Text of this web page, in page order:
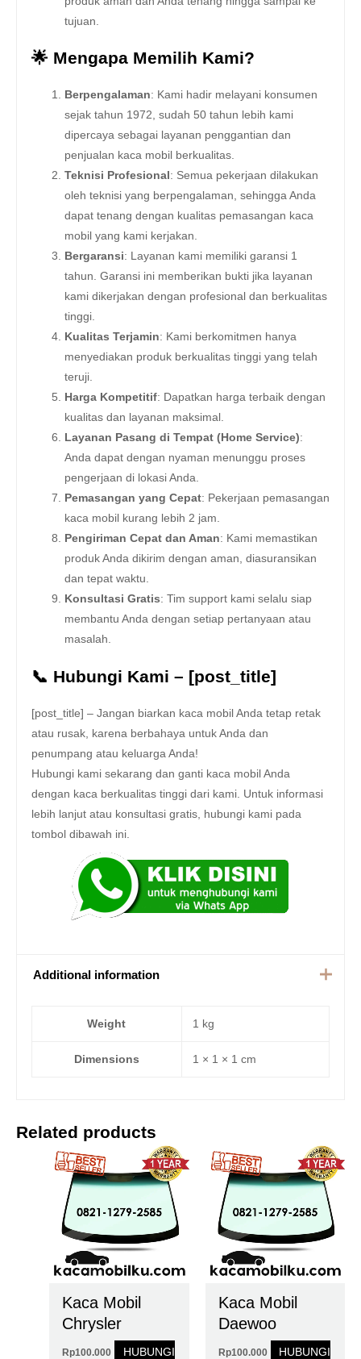
tujuan.
🌟 Mengapa Memilih Kami?
Berpengalaman: Kami hadir melayani konsumen
sejak tahun 1972, sudah 50 tahun lebih kami
dipercaya sebagai layanan penggantian dan
penjualan kaca mobil berkualitas.
Teknisi Profesional : Semua pekerjaan dilakukan
oleh teknisi yang berpengalaman, sehingga Anda
dapat tenang dengan kualitas pemasangan kaca
mobil yang kami kerjakan.
Bergaransi: Layanan kami memiliki garansi 1
tahun. Garansi ini memberikan bukti jika layanan
kami dikerjakan dengan profesional dan berkualitas
tinggi.
Kualitas Terjamin: Kami berkomitmen hanya
menyediakan produk berkualitas tinggi yang telah
teruji.
Harga Kompetitif: Dapatkan harga terbaik dengan
kualitas dan layanan maksimal.
Layanan Pasang di Tempat (Home Service):
Anda dapat dengan nyaman menunggu proses
pengerjaan di lokasi Anda.
Pemasangan yang Cepat: Pekerjaan pemasangan
kaca mobil kurang lebih 2 jam.
Pengiriman Cepat dan Aman: Kami memastikan
produk Anda dikirim dengan aman, diasuransikan
dan tepat waktu.
Konsultasi Gratis: Tim support kami selalu siap
membantu Anda dengan setiap pertanyaan atau
masalah.
📞 Hubungi Kami – [post_title]
[post_title] – Jangan biarkan kaca mobil Anda tetap retak
atau rusak, karena berbahaya untuk Anda dan
penumpang atau keluarga Anda!
Hubungi kami sekarang dan ganti kaca mobil Anda
dengan kaca berkualitas tinggi dari kami. Untuk informasi
lebih lanjut atau konsultasi gratis, hubungi kami pada
tombol dibawah ini.
Additional information
Weight 1 kg
Dimensions 1 × 1 × 1 cm
Related products
Kaca Mobil
Chrysler
Rp100.000
HUBUNGI
Kaca Mobil
Daewoo
Rp100.000
HUBUNGI